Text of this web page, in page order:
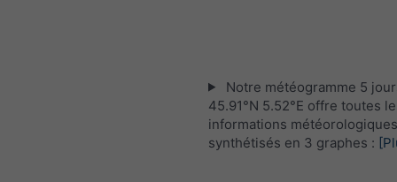
Notre météogramme 5
45.91°N 5.52°E offre toutes
informations météorologiques
synthétisés en 3 graphes :